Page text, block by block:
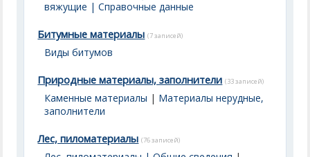
вяжущие | Справочные данные
Битумные материалы (7 записей)
Виды битумов
Природные материалы, заполнители (33 записей)
Каменные материалы | Материалы нерудные,
заполнители
Лес, пиломатериалы (76 записей)